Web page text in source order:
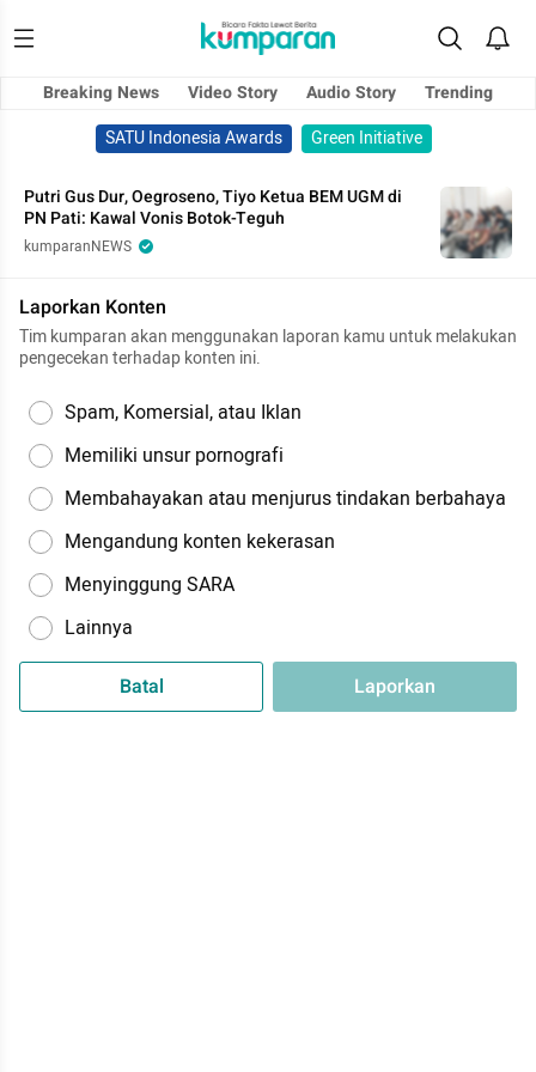
Breaking News Video Story Audio Story
Trending
SATU Indonesia Awards
Green Initiative
Putri Gus Dur, Oegroseno, Tiyo Ketua BEM UGM di
PN Pati: Kawal Vonis Botok-Teguh
kumparanNEWS
Laporkan Konten
Tim kumparan akan menggunakan laporan kamu untuk melakukan
pengecekan terhadap konten ini.
Spam, Komersial, atau Iklan
Memiliki unsur pornografi
Membahayakan atau menjurus tindakan berbahaya
Mengandung konten kekerasan
Menyinggung SARA
Lainnya
Batal Laporkan